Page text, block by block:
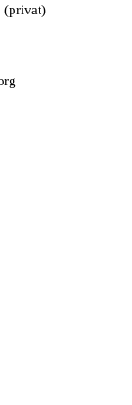
(privat)